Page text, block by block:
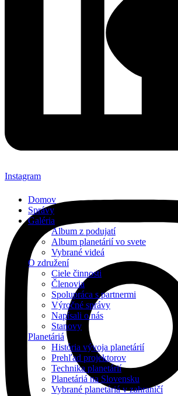
Instagram
Domov
Správy
Galéria
Album z podujatí
Album planetárií vo svete
Vybrané videá
O združení
Ciele činnosti
Členovia
Spolupráca s partnermi
Výročné správy
Napísali o nás
Stanovy
Planetáriá
História vývoja planetárií
Prehľad projektorov
Technika planetárií
Planetáriá na Slovensku
Vybrané planetáriá v zahraničí